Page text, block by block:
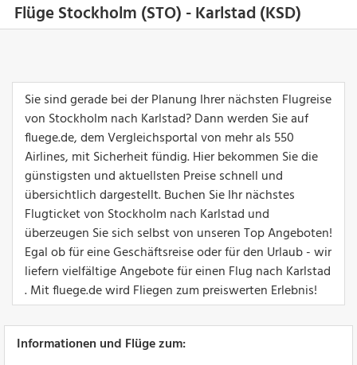
Flüge Stockholm (STO) - Karlstad (KSD)
Sie sind gerade bei der Planung Ihrer nächsten Flugreise
von Stockholm nach Karlstad? Dann werden Sie auf
fluege.de, dem Vergleichsportal von mehr als 550
Airlines, mit Sicherheit fündig. Hier bekommen Sie die
günstigsten und aktuellsten Preise schnell und
übersichtlich dargestellt. Buchen Sie Ihr nächstes
Flugticket von Stockholm nach Karlstad und
überzeugen Sie sich selbst von unseren Top Angeboten!
Egal ob für eine Geschäftsreise oder für den Urlaub - wir
liefern vielfältige Angebote für einen Flug nach Karlstad
. Mit fluege.de wird Fliegen zum preiswerten Erlebnis!
Informationen und Flüge zum: